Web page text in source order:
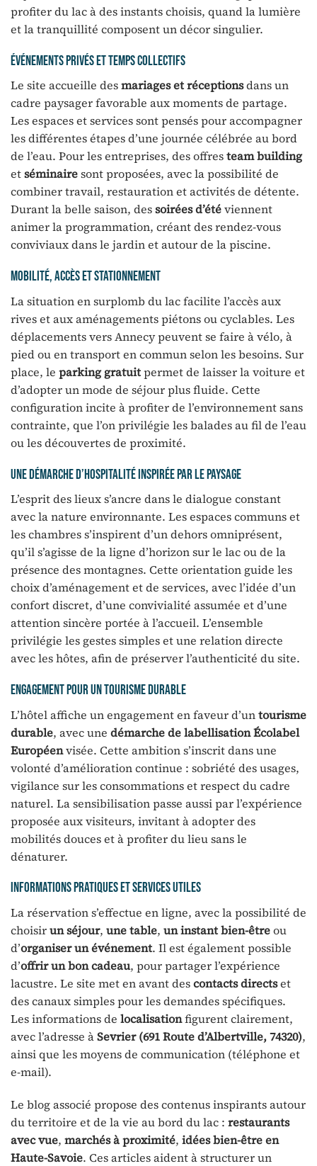
profiter du lac à des instants choisis, quand la lumière
et la tranquillité composent un décor singulier.
Événements privés et temps collectifs
Le site accueille desmariages et réceptionsdans un
cadre paysager favorable aux moments de partage.
Les espaces et services sont pensés pour accompagner
les différentes étapes d’une journée célébrée au bord
de l’eau. Pour les entreprises, des offresteam building
etséminairesont proposées, avec la possibilité de
combiner travail, restauration et activités de détente.
Durant la belle saison, dessoirées d’étéviennent
animer la programmation, créant des rendez-vous
conviviaux dans le jardin et autour de la piscine.
Mobilité, accès et stationnement
La situation en surplomb du lac facilite l’accès aux
rives et aux aménagements piétons ou cyclables. Les
déplacements vers Annecy peuvent se faire à vélo, à
pied ou en transport en commun selon les besoins. Sur
place, le parking gratuitpermet de laisser la voiture et
d’adopter un mode de séjour plus fluide. Cette
configuration incite à profiter de l’environnement sans
contrainte, que l’on privilégie les balades au fil de l’eau
ou les découvertes de proximité.
Une démarche d’hospitalité inspirée par le paysage
L’esprit des lieux s’ancre dans le dialogue constant
avec la nature environnante. Les espaces communs et
les chambres s’inspirent d’un dehors omniprésent,
qu’il s’agisse de la ligne d’horizon sur le lac ou de la
présence des montagnes. Cette orientation guide les
choix d’aménagement et de services, avec l’idée d’un
confort discret, d’une convivialité assumée et d’une
attention sincère portée à l’accueil. L’ensemble
privilégie les gestes simples et une relation directe
avec les hôtes, afin de préserver l’authenticité du site.
Engagement pour un tourisme durable
L’hôtel affiche un engagement en faveur d’untourisme
durable, avec une démarche de labellisation Écolabel
Européenvisée. Cette ambition s’inscrit dans une
volonté d’amélioration continue : sobriété des usages,
vigilance sur les consommations et respect du cadre
naturel. La sensibilisation passe aussi par l’expérience
proposée aux visiteurs, invitant à adopter des
mobilités douces et à profiter du lieu sans le
dénaturer.
Informations pratiques et services utiles
La réservation s’effectue en ligne, avec la possibilité de
choisirun séjour, une table, un instant bien-êtreou
d’organiser un événement. Il est également possible
d’offrir un bon cadeau, pour partager l’expérience
lacustre. Le site met en avant descontacts directset
des canaux simples pour les demandes spécifiques.
Les informations de localisationfigurent clairement,
avec l’adresse àSevrier (691 Route d’Albertville, 74320),
ainsi que les moyens de communication (téléphone et
e-mail).
Le blog associé propose des contenus inspirants autour
du territoire et de la vie au bord du lac : restaurants
avec vue, marchés à proximité, idées bien-être en
Haute-Savoie. Ces articles aident à structurer un